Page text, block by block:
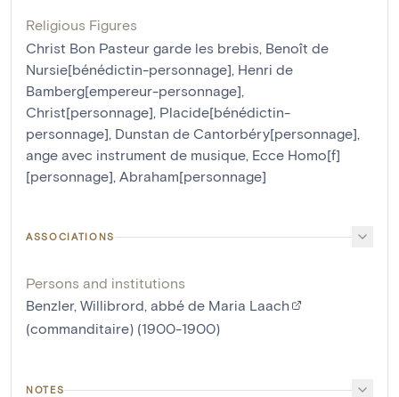
Religious Figures
Christ Bon Pasteur garde les brebis, Benoît de
Nursie[bénédictin-personnage], Henri de
Bamberg[empereur-personnage],
Christ[personnage], Placide[bénédictin-
personnage], Dunstan de Cantorbéry[personnage],
ange avec instrument de musique, Ecce Homo[f]
[personnage], Abraham[personnage]
ASSOCIATIONS
Persons and institutions
Benzler, Willibrord, abbé de Maria Laach
(commanditaire) (1900-1900)
NOTES